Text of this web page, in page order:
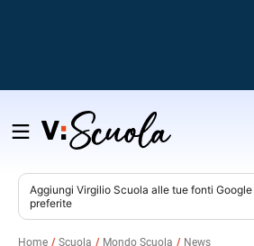
Salta
contenuto
Aggiungi Virgilio Scuola alle tue fonti Google
preferite
Home Scuola Mondo Scuola News